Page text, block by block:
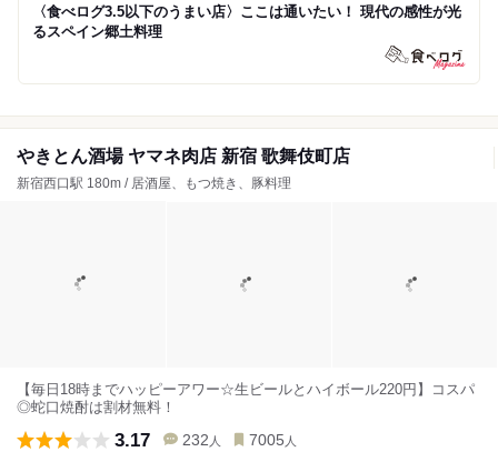
〈食べログ3.5以下のうまい店〉ここは通いたい！ 現代の感性が光
るスペイン郷土料理
やきとん酒場 ヤマネ肉店 新宿 歌舞伎町店
新宿西口駅 180m / 居酒屋、もつ焼き、豚料理
【毎日18時までハッピーアワー☆生ビールとハイボール220円】コスパ
◎蛇口焼酎は割材無料！
3.17 232 人 7005 人